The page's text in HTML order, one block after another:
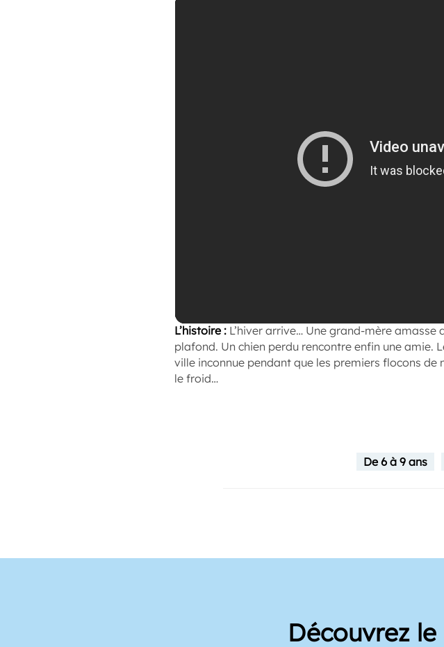
L’histoire : L’hiver arrive… Une grand-mère amasse
plafond. Un chien perdu rencontre enfin une amie.
ville inconnue pendant que les premiers flocons
le froid…
De 6 à 9 ans
Découvrez